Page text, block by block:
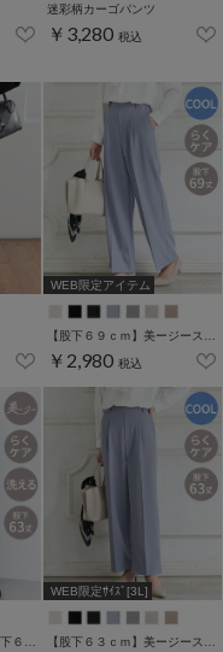
迷彩柄カーゴパンツ
￥3,280 税込
WEB限定アイテム
￥2,980 税込
WEB限定ｻｲｽﾞ[3L]